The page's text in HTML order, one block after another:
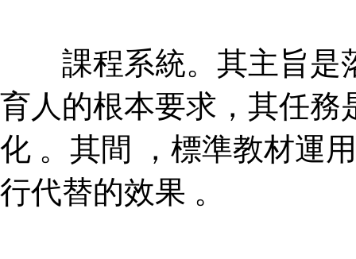
課程系統。其主旨是
育人的根本要求，其任
化 。其間 ，標準教
行代替的效果 。